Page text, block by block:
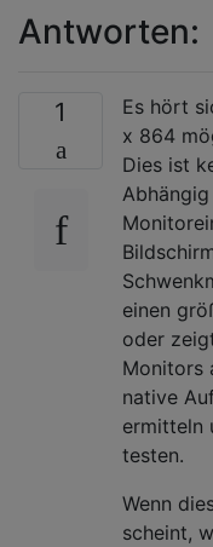
Antworten:
1
Es hört
x 864
Dies ist
einen
oder
Monitors
native
ermitteln
testen.
Wenn
scheint,